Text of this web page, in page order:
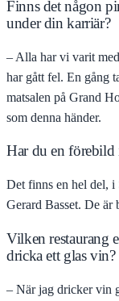
Finns det någon
under din karriär?
– Alla har vi varit
har gått fel. En gång
matsalen på Grand
som denna händer.
Har du en förebild
Det finns en hel del, i
Gerard Basset. De är
Vilken restaurang
dricka ett glas vin?
– När jag dricker vin